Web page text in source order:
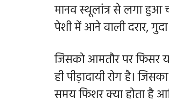
मानव स्थूलांत्र से लगा हुआ
पेशी में आने वाली दरार,
जिसको आमतौर पर फिसर
ही पीड़ादायी रोग है।
समय फिशर क्या होता है